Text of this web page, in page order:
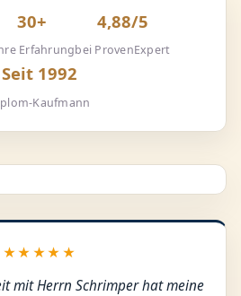
30+
Erfahrung
4,88/5
bei ProvenExpert
Seit 1992
Kaufmann
★★★★★
mit Herrn Schrimper hat meine